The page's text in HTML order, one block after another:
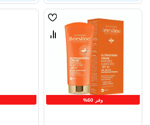
وفر 60%
قائمة
قارن